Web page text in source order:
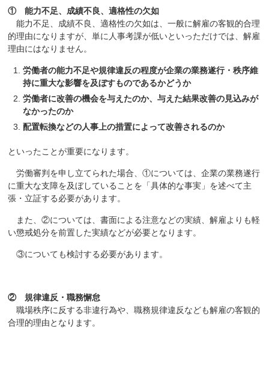
① 能力不足、成績不良、適格性の欠如
能力不足、成績不良、適格性の欠如は、一般に解雇の客観的合理
的理由になりますが、単に人事考課が低いといっただけでは、解雇
理由にはなりません。
労働者の能力不足や規律違反の程度が企業の業務遂行・秩序維
持に重大な影響を及ぼすものであるかどうか
労働者に改善の機会を与えたのか、与えた結果改善の見込みが
なかったのか
配置転換などの人事上の措置によって改善されるのか
といったことが重要になります。
労働審判を申し立てられた場合、①については、企業の業務遂行
に重大な支障を及ぼしていることを「具体的な事実」を述べて主
張・立証する必要があります。
また、②については、書面による注意などの実績、解雇よりも軽
い懲戒処分を前置した実績などが必要となります。
③についても検討する必要があります。
② 規律違反・職務懈怠
職場秩序に反する非違行為や、職務規律違反なども解雇の客観的
合理的理由となります。